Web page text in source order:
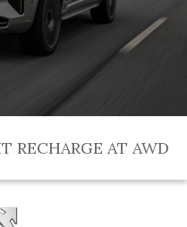
RECHARGE AT AWD